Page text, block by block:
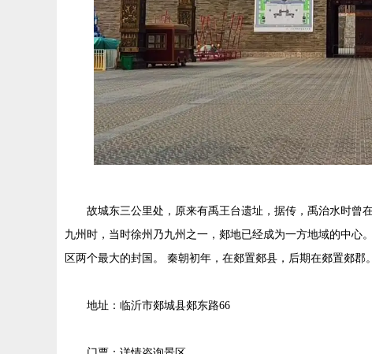
故城东三公里处，原来有禹王台遗址，据传，禹治水时曾
九州时，当时徐州乃九州之一，郯地已经成为一方地域的中心
区两个最大的封国。 秦朝初年，在郯置郯县，后期在郯置郯郡。
地址：临沂市郯城县郯东路66